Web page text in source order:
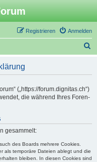
Anmelden
Registrieren
(„https://forum.dignitas.ch“)
die während Ihres Foren-
gesammelt:
des Boards mehrere Cookies.
als temporäre Dateien ablegt und die
bleiben. In diesen Cookies sind